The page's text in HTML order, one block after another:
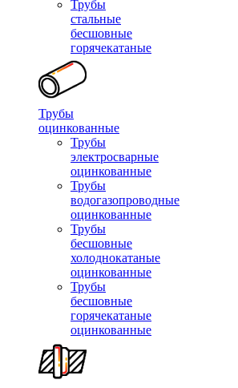
Трубы
стальные
бесшовные
горячекатаные
Трубы
оцинкованные
Трубы
электросварные
оцинкованные
Трубы
водогазопроводные
оцинкованные
Трубы
бесшовные
холоднокатаные
оцинкованные
Трубы
бесшовные
горячекатаные
оцинкованные